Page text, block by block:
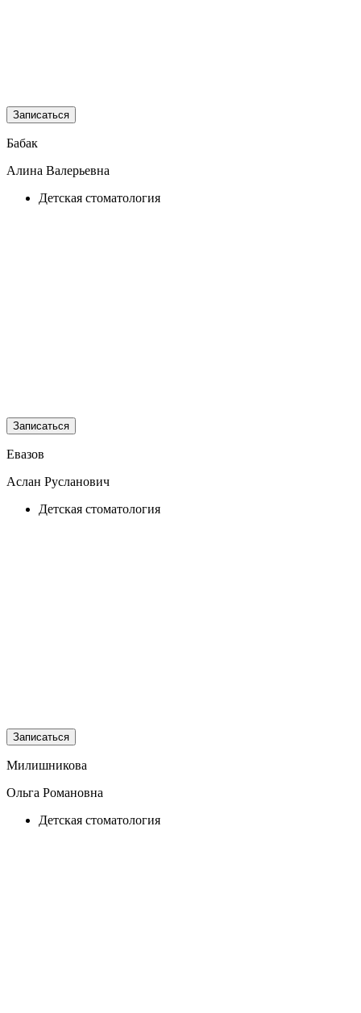
Записаться
Бабак
Алина Валерьевна
Детская стоматология
Записаться
Евазов
Аслан Русланович
Детская стоматология
Записаться
Милишникова
Ольга Романовна
Детская стоматология